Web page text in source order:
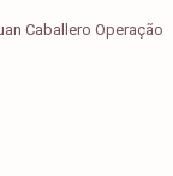
Caballero Operação